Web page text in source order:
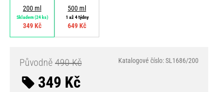
200 ml
Skladem(24 ks)
349 Kč
500 ml
1 až 4 týdny
649 Kč
Původně 490 Kč
349 Kč
Katalogové číslo: SL1686/200